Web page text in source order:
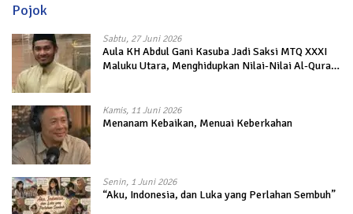
Pojok
Sabtu, 27 Juni 2026
Aula KH Abdul Gani Kasuba Jadi Saksi MTQ XXXI
Maluku Utara, Menghidupkan Nilai-Nilai Al-Quran
Kamis, 11 Juni 2026
Menanam Kebaikan, Menuai Keberkahan
Senin, 1 Juni 2026
“Aku, Indonesia, dan Luka yang Perlahan Sembuh”